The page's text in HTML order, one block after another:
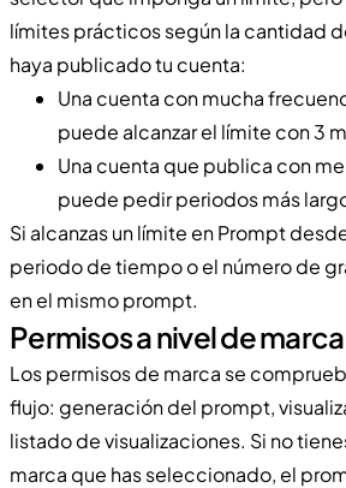
límites prácticos según la cantidad
haya publicado tu cuenta:
Una cuenta con mucha
puede alcanzar el límite con 3
Una cuenta que publica con
puede pedir periodos más
Si alcanzas un límite en Prompt
periodo de tiempo o el número de
en el mismo prompt.
Permisos a nivel de marca
Los permisos de marca se
flujo: generación del prompt,
listado de visualizaciones. Si no
marca que has seleccionado, el